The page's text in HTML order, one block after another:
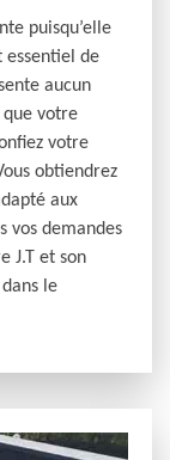
puisqu’elle
de
aucun
que votre
votre
obtiendrez
aux
vos demandes
J.T et son
le